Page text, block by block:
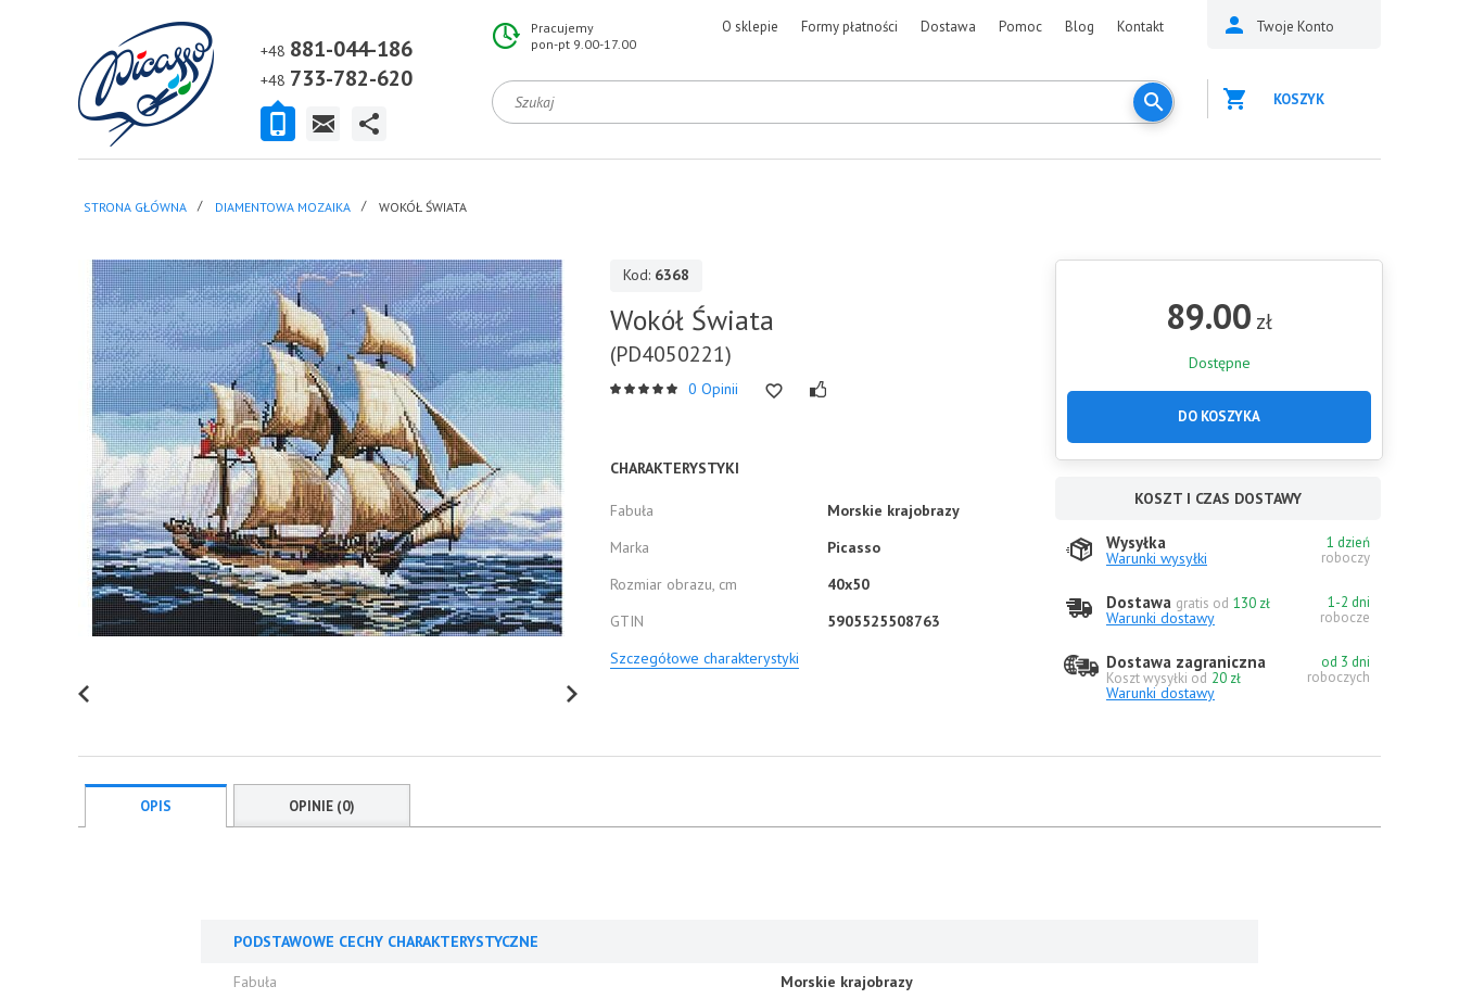
+48 881-044-186
+48 733-782-620
Pracujemy
pon-pt 9.00-17.00
O sklepie Formy płatności Dostawa Pomoc Blog Kontakt Twoje Konto
KOSZYK
STRONA GŁÓWNA DIAMENTOWA MOZAIKA WOKÓŁ ŚWIATA
Kod: 6368
Wokół Świata
(PD4050221)
0 Opinii
CHARAKTERYSTYKI
Fabuła
Morskie krajobrazy
Marka
Picasso
Rozmiar obrazu, cm
40x50
GTIN
5905525508763
Szczegółowe charakterystyki
89.00 zł
Dostępne
DO KOSZYKA
KOSZT I CZAS DOSTAWY
Wysyłka
Warunki wysyłki
1 dzień
roboczy
Dostawa gratis od 130 zł
Warunki dostawy
1-2 dni
robocze
Dostawa zagraniczna
Koszt wysyłki od 20 zł
Warunki dostawy
od 3 dni
roboczych
OPIS OPINIE (0)
PODSTAWOWE CECHY CHARAKTERYSTYCZNE
Fabuła
Morskie krajobrazy